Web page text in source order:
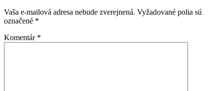
Vaša e-mailová adresa nebude zverejnená. Vyžadované polia sú
označené *
Komentár *